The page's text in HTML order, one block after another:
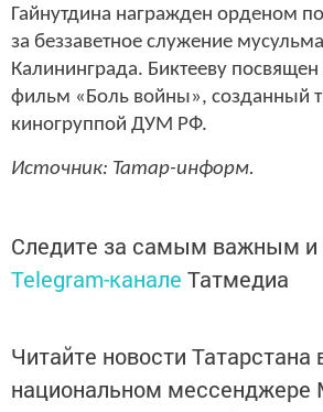
Гайнутдина награжден орденом
за беззаветное служение
Калининграда. Биктееву
фильм «Боль войны», созданный
киногруппой ДУМ РФ.
Источник: Татар-информ.
Следите за самым важным и
Telegram-канале Татмедиа
Читайте новости Татарстана
национальном мессенджере